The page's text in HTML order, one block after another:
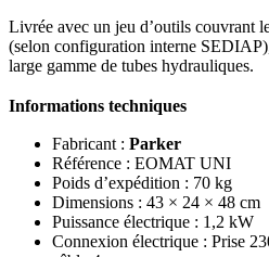
Livrée avec un jeu d’outils couvrant
(selon configuration interne
large gamme de tubes hydrauliques.
Informations techniques
Fabricant : Parker
Référence : EOMAT UNI
Poids d’expédition : 70 kg
Dimensions : 43 × 24 × 48 cm
Puissance électrique : 1,2 kW
Connexion électrique : Prise